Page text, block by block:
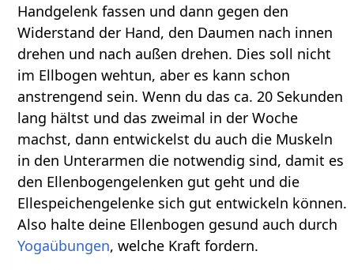
Handgelenk fassen und dann gegen den
Widerstand der Hand, den Daumen nach innen
drehen und nach außen drehen. Dies soll nicht
im Ellbogen wehtun, aber es kann schon
anstrengend sein. Wenn du das ca. 20 Sekunden
lang hältst und das zweimal in der Woche
machst, dann entwickelst du auch die Muskeln
in den Unterarmen die notwendig sind, damit es
den Ellenbogengelenken gut geht und die
Ellespeichengelenke sich gut entwickeln können.
Also halte deine Ellenbogen gesund auch durch
Yogaübungen, welche Kraft fordern.